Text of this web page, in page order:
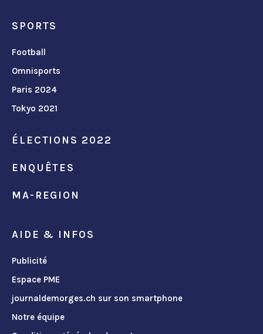
SPORTS
Football
Omnisports
Paris 2024
Tokyo 2021
ÉLECTIONS 2022
ENQUÊTES
MA-REGION
AIDE & INFOS
Publicité
Espace PME
journaldemorges.ch sur son smartphone
Notre équipe